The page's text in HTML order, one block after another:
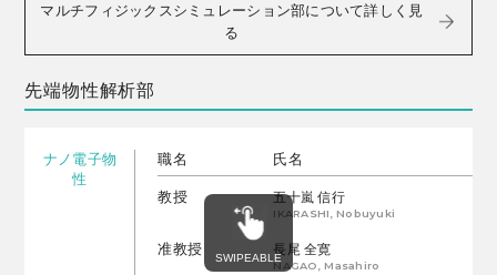
マルチフィジックスシミュレーション部について詳しく見
る
先端物性解析部
ナノ電子物
性
職名 氏名
教授 五十嵐 信行
IKARASHI, Nobuyuki
准教授 長尾 全寛
NAGAO, Masahiro